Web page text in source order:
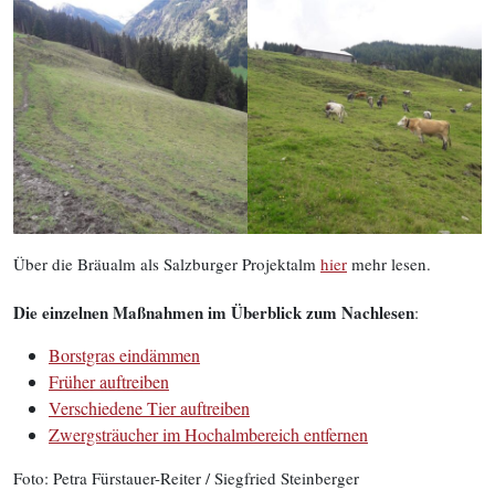
Über die Bräualm als Salzburger Projektalm hier mehr lesen.
Die einzelnen Maßnahmen im Überblick zum Nachlesen:
Borstgras eindämmen
Früher auftreiben
Verschiedene Tier auftreiben
Zwergsträucher im Hochalmbereich entfernen
Foto: Petra Fürstauer-Reiter / Siegfried Steinberger